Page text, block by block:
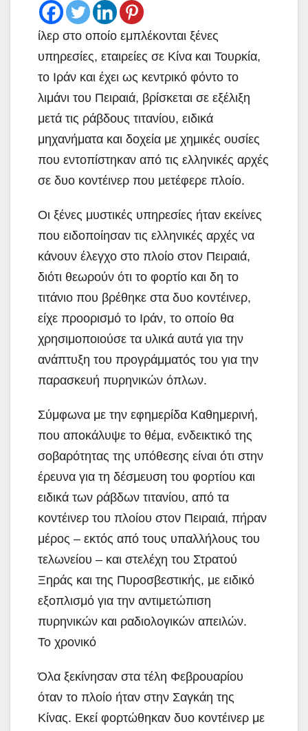
ίλερ στο οποίο εμπλέκονται ξένες
υπηρεσίες, εταιρείες σε Κίνα και Τουρκία,
το Ιράν και έχει ως κεντρικό φόντο το
λιμάνι του Πειραιά, βρίσκεται σε εξέλιξη
μετά τις ράβδους τιτανίου, ειδικά
μηχανήματα και δοχεία με χημικές ουσίες
που εντοπίστηκαν από τις ελληνικές αρχές
σε δυο κοντέινερ που μετέφερε πλοίο.
Οι ξένες μυστικές υπηρεσίες ήταν εκείνες
που ειδοποίησαν τις ελληνικές αρχές να
κάνουν έλεγχο στο πλοίο στον Πειραιά,
διότι θεωρούν ότι το φορτίο και δη το
τιτάνιο που βρέθηκε στα δυο κοντέινερ,
είχε προορισμό το Ιράν, το οποίο θα
χρησιμοποιούσε τα υλικά αυτά για την
ανάπτυξη του προγράμματός του για την
παρασκευή πυρηνικών όπλων.
Σύμφωνα με την εφημερίδα Καθημερινή,
που αποκάλυψε το θέμα, ενδεικτικό της
σοβαρότητας της υπόθεσης είναι ότι στην
έρευνα για τη δέσμευση του φορτίου και
ειδικά των ράβδων τιτανίου, από τα
κοντέινερ του πλοίου στον Πειραιά, πήραν
μέρος – εκτός από τους υπαλλήλους του
τελωνείου – και στελέχη του Στρατού
Ξηράς και της Πυροσβεστικής, με ειδικό
εξοπλισμό για την αντιμετώπιση
πυρηνικών και ραδιολογικών απειλών.
Το χρονικό
Όλα ξεκίνησαν στα τέλη Φεβρουαρίου
όταν το πλοίο ήταν στην Σαγκάη της
Κίνας. Εκεί φορτώθηκαν δυο κοντέινερ με